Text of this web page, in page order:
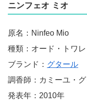
ニンフェオ ミオ
原名：Ninfeo Mio
種類：オード・トワレ
ブランド： グタール
調香師：カミーユ・
発表年：2010年